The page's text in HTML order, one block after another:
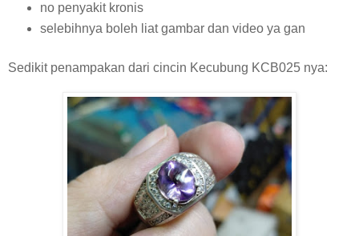
no penyakit kronis
selebihnya boleh liat gambar dan video ya gan
Sedikit penampakan dari cincin Kecubung KCB025 nya: